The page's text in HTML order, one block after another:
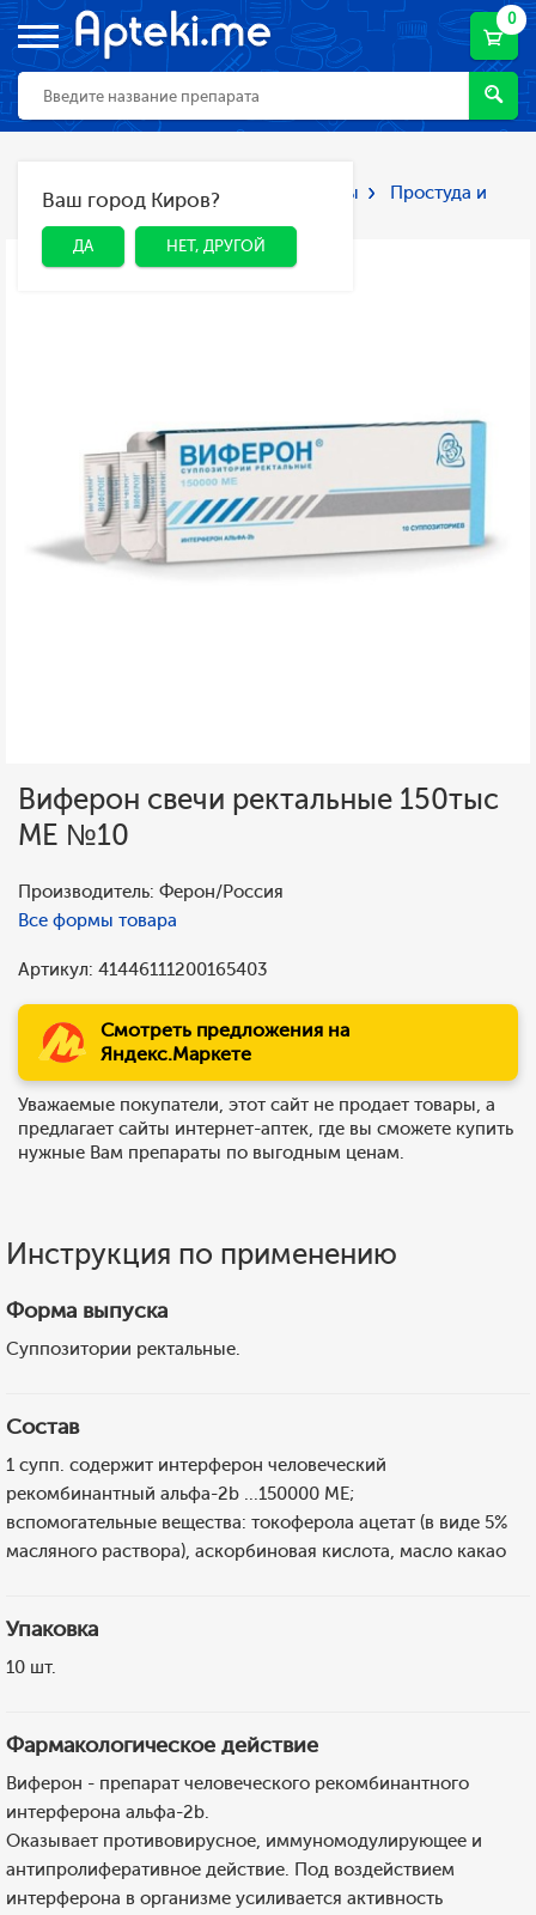
0
ДА НЕТ, ДРУГОЙ
Ваш город Киров?
ДА НЕТ, ДРУГОЙ
Главная Каталог Лекарства и БАДы
Простуда и
грипп
Противовирусные средства
Виферон свечи ректальные 150тыс
МЕ №10
Производитель: Ферон/Россия
Все формы товара
Артикул: 41446111200165403
Смотреть предложения на
Яндекс.Маркете
Уважаемые покупатели, этот сайт не продает товары, а
предлагает сайты интернет-аптек, где вы сможете купить
нужные Вам препараты по выгодным ценам.
Инструкция по применению
Форма выпуска
Суппозитории ректальные.
Состав
1 супп. содержит интерферон человеческий
рекомбинантный альфа-2b ...150000 МЕ;
вспомогательные вещества: токоферола ацетат (в виде 5%
масляного раствора), аскорбиновая кислота, масло какао
Упаковка
10 шт.
Фармакологическое действие
Виферон - препарат человеческого рекомбинантного
интерферона альфа-2b.
Оказывает противовирусное, иммуномодулирующее и
антипролиферативное действие. Под воздействием
интерферона в организме усиливается активность